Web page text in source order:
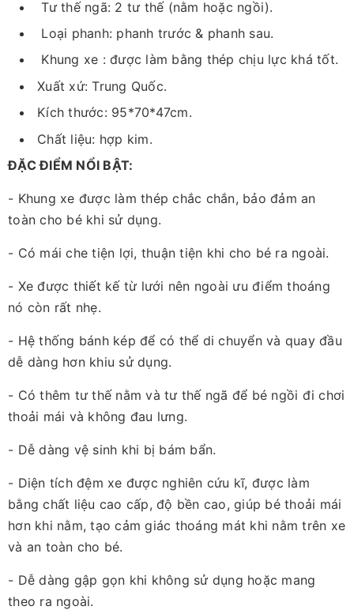
Tư thế ngã: 2 tư thế (nằm hoặc ngồi).
Loại phanh: phanh trước & phanh sau.
Khung xe : được làm bằng thép chịu lực khá tốt.
Xuất xứ: Trung Quốc.
Kích thước: 95*70*47cm.
Chất liệu: hợp kim.
ĐẶC ĐIỂM NỔI BẬT:
- Khung xe được làm thép chắc chắn, bảo đảm an
toàn cho bé khi sử dụng.
- Có mái che tiện lợi, thuận tiện khi cho bé ra ngoài.
- Xe được thiết kế từ lưới nên ngoài ưu điểm thoáng
nó còn rất nhẹ.
- Hệ thống bánh kép để có thể di chuyển và quay đầu
dễ dàng hơn khiu sử dụng.
- Có thêm tư thế nằm và tư thế ngã để bé ngồi đi chơi
thoải mái và không đau lưng.
- Dễ dàng vệ sinh khi bị bám bẩn.
- Diện tích đệm xe được nghiên cứu kĩ, được làm
bằng chất liệu cao cấp, độ bền cao, giúp bé thoải mái
hơn khi nằm, tạo cảm giác thoáng mát khi nằm trên xe
và an toàn cho bé.
- Dễ dàng gập gọn khi không sử dụng hoặc mang
theo ra ngoài.